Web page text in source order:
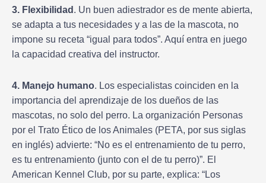
3. Flexibilidad . Un buen adiestrador es de mente abierta,
se adapta a tus necesidades y a las de la mascota, no
impone su receta “igual para todos”. Aquí entra en juego
la capacidad creativa del instructor.
4. Manejo humano. Los especialistas coinciden en la
importancia del aprendizaje de los dueños de las
mascotas, no solo del perro. La organización Personas
por el Trato Ético de los Animales (PETA, por sus siglas
en inglés) advierte: “No es el entrenamiento de tu perro,
es tu entrenamiento (junto con el de tu perro)”. El
American Kennel Club, por su parte, explica: “Los